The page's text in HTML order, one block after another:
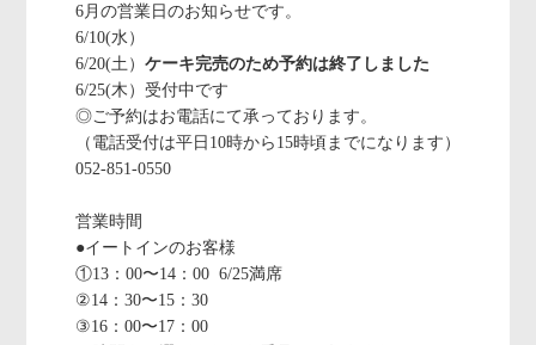
6月の営業日のお知らせです。
6/10(水）
6/20(土） ケーキ完売のため予約は終了しました
6/25(木）受付中です
◎ご予約はお電話にて承っております。
（電話受付は平日10時から15時頃までになります）
052-851-0550
営業時間
●イートインのお客様
①13：00〜14：00 6/25満席
②14：30〜15：30
③16：00〜17：00